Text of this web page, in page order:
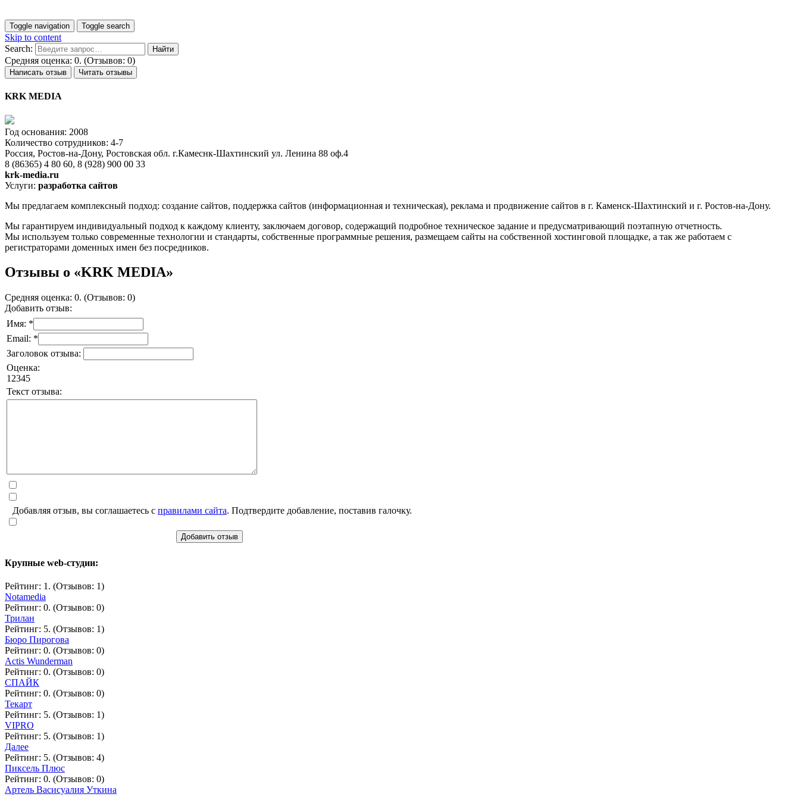
Toggle navigation Toggle search
Skip to content
Search:
Средняя оценка: 0. (Отзывов: 0)
Написать отзыв Читать отзывы
KRK MEDIA
Год основания: 2008
Количество сотрудников: 4-7
Россия, Ростов-на-Дону, Ростовская обл. г.Камеснк-Шахтинский ул. Ленина 88 оф.4
8 (86365) 4 80 60, 8 (928) 900 00 33
krk-media.ru
Услуги: разработка сайтов
Мы предлагаем комплексный подход: создание сайтов, поддержка сайтов (информационная и техническая), реклама и продвижение сайтов в г. Каменск-Шахтинский и г. Ростов-на-Дону.
Мы гарантируем индивидуальный подход к каждому клиенту, заключаем договор, содержащий подробное техническое задание и предусматривающий поэтапную отчетность.
Мы используем только современные технологии и стандарты, собственные программные решения, размещаем сайты на собственной хостинговой площадке, а так же работаем с
регистраторами доменных имен без посредников.
Отзывы о «KRK MEDIA»
Средняя оценка: 0. (Отзывов: 0)
Добавить отзыв:
Имя: *
Email: *
Заголовок отзыва:
Оценка:
1 2345
Текст отзыва:
Добавляя отзыв, вы соглашаетесь с правилами сайта. Подтвердите добавление, поставив галочку.
Добавить отзыв
Крупные web-студии:
Рейтинг: 1. (Отзывов: 1)
Notamedia
Рейтинг: 0. (Отзывов: 0)
Трилан
Рейтинг: 5. (Отзывов: 1)
Бюро Пирогова
Рейтинг: 0. (Отзывов: 0)
Actis Wunderman
Рейтинг: 0. (Отзывов: 0)
СПАЙК
Рейтинг: 0. (Отзывов: 0)
Текарт
Рейтинг: 5. (Отзывов: 1)
VIPRO
Рейтинг: 5. (Отзывов: 1)
Далее
Рейтинг: 5. (Отзывов: 4)
Пиксель Плюс
Рейтинг: 0. (Отзывов: 0)
Артель Васисуалия Уткина